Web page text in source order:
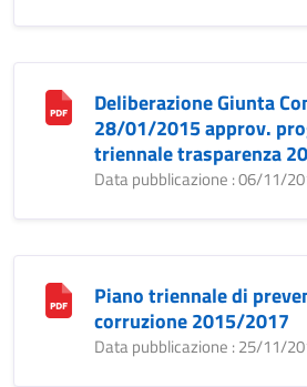
Deliberazione Giunta
28/01/2015 approv.
triennale trasparenza
Data pubblicazione : 06/11/
Piano triennale di
corruzione 2015/2017
Data pubblicazione : 25/11/